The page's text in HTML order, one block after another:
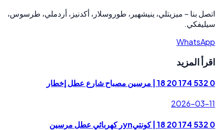
اتصل بنا – ميزيتلي، ينيشهير، طوروسلار، أكدنيز، أردملي، طرسوس،
سيليفكي.
WhatsApp
اقرأ المزيد
0 532 174 20 18 | مرسين مصباح شارع عطل إخطار
2026-03-11
0 532 174 20 18 | كونتيynر كهربائي عطل مرسين